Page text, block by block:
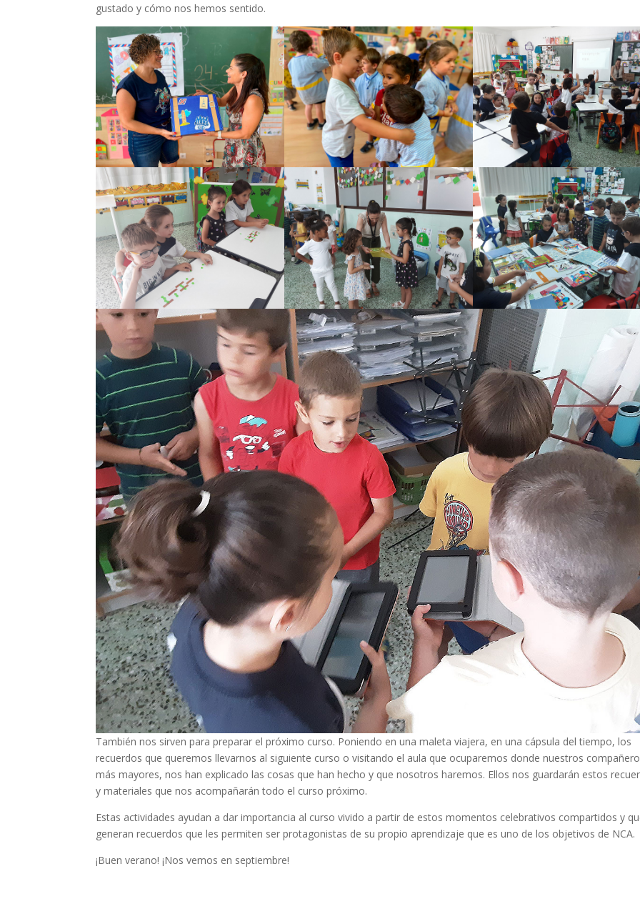
gustado y cómo nos hemos sentido.
También nos sirven para preparar el próximo curso. Poniendo en una maleta viajera, en una cápsula del tiempo, los
recuerdos que queremos llevarnos al siguiente curso o visitando el aula que ocuparemos donde nuestros
más mayores, nos han explicado las cosas que han hecho y que nosotros haremos. Ellos nos guardarán estos
y materiales que nos acompañarán todo el curso próximo.
Estas actividades ayudan a dar importancia al curso vivido a partir de estos momentos celebrativos compartidos y
generan recuerdos que les permiten ser protagonistas de su propio aprendizaje que es uno de los objetivos de NCA.
¡Buen verano! ¡Nos vemos en septiembre!